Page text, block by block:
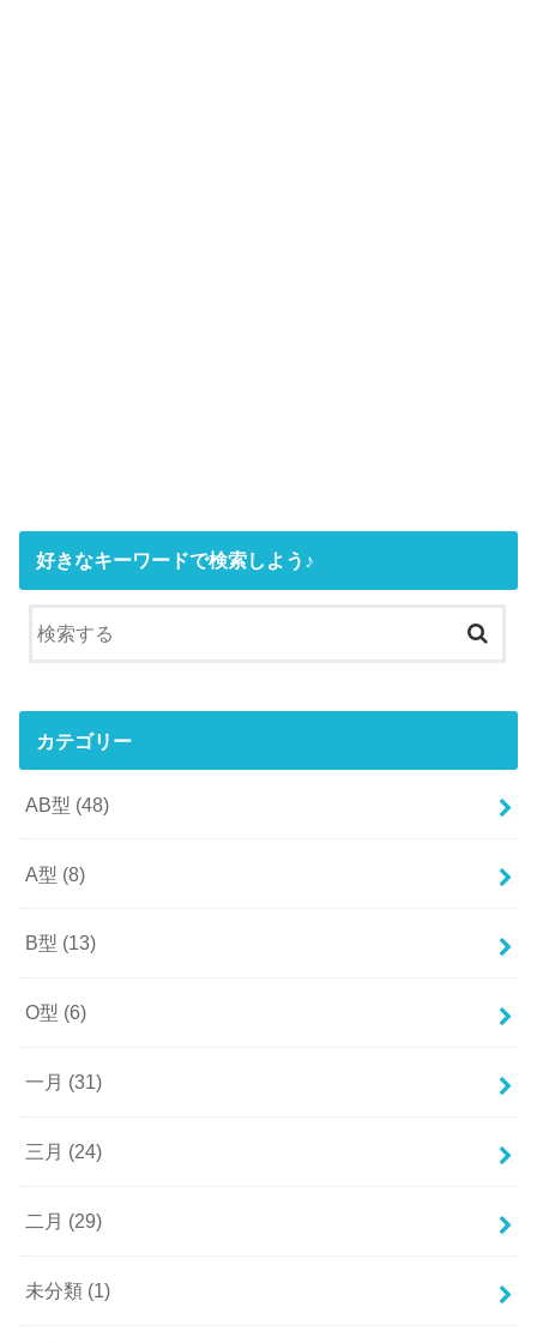
好きなキーワードで検索しよう♪
カテゴリー
AB型 (48)
A型 (8)
B型 (13)
O型 (6)
一月 (31)
三月 (24)
二月 (29)
未分類 (1)